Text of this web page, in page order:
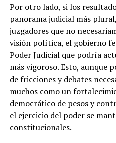
Por otro lado, si los
panorama judicial más
juzgadores que no
visión política, el gobierno
Poder Judicial que podría
más vigoroso.Esto, aunque
de fricciones y debates
muchos como un
democrático de pesos y
el ejercicio del poder se
constitucionales.